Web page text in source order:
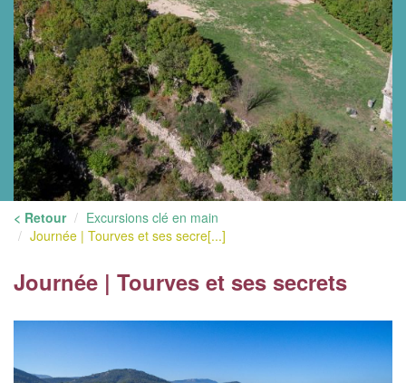
< Retour
Excursions clé en main
Journée | Tourves et ses secre[...]
Journée | Tourves et ses secrets